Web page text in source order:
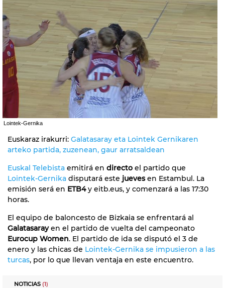
Lointek-Gernika
Euskaraz irakurri: Galatasaray eta Lointek Gernikaren
arteko partida, zuzenean, gaur arratsaldean
Euskal Telebista emitirá en directo el partido que
Lointek-Gernika disputará este juevesen Estambul. La
emisión será en ETB4y eitb.eus, y comenzará a las 17:30
horas.
El equipo de baloncesto de Bizkaia se enfrentará al
Galatasarayen el partido de vuelta del campeonato
Eurocup Women. El partido de ida se disputó el 3 de
enero y las chicas de Lointek-Gernika se impusieron a las
turcas, por lo que llevan ventaja en este encuentro.
NOTICIAS (1)